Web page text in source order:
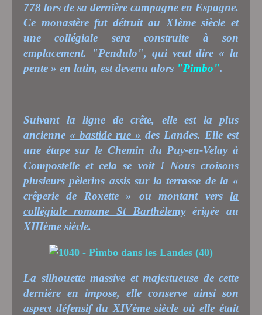
778 lors de sa dernière campagne en Espagne.
Ce monastère fut détruit au XIème siècle et
une collégiale sera construite à son
emplacement. "Pendulo", qui veut dire « la
pente » en latin, est devenu alors "Pimbo".
Suivant la ligne de crête, elle est la plus
ancienne « bastide rue » des Landes. Elle est
une étape sur le Chemin du Puy-en-Velay à
Compostelle et cela se voit ! Nous croisons
plusieurs pèlerins assis sur la terrasse de la «
crêperie de Roxette » ou montant vers la
collégiale romane St Barthélemyérigée au
XIIIème siècle.
La silhouette massive et majestueuse de cette
dernière en impose, elle conserve ainsi son
aspect défensif du XIVème siècle où elle était